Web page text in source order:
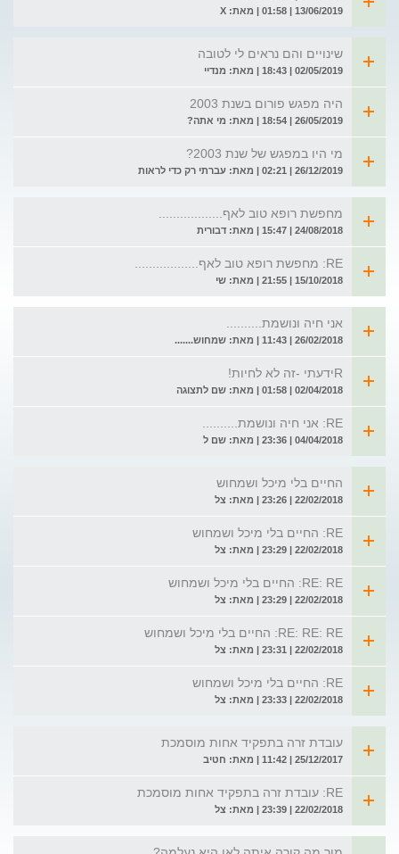
13/06/2019 | 01:58 | מאת: X
שינויים והם נראים לי לטובה
02/05/2019 | 18:43 | מאת: מנדיי
היה מפגש פורום בשנת 2003
26/05/2019 | 18:54 | מאת: מי אתה?
מי היו במפגש של שנת 2003?
26/12/2019 | 02:21 | מאת: עברתי רק כדי לראות
מחפשת רופא טוב לאף..................
24/08/2018 | 15:47 | מאת: דבורית
RE: מחפשת רופא טוב לאף..................
15/10/2018 | 21:55 | מאת: שי
אני חיה ונושמת..........
26/02/2018 | 11:43 | מאת: שמחוש.......
Rידעתי -זה לא לחיות!
02/04/2018 | 01:58 | מאת: שם לתצוגה
RE: אני חיה ונושמת..........
04/04/2018 | 23:36 | מאת: שם ל
החיים בלי מיכל ושמחוש
22/02/2018 | 23:26 | מאת: צל
RE: החיים בלי מיכל ושמחוש
22/02/2018 | 23:29 | מאת: צל
RE: RE: החיים בלי מיכל ושמחוש
22/02/2018 | 23:29 | מאת: צל
RE: RE: RE: החיים בלי מיכל ושמחוש
22/02/2018 | 23:31 | מאת: צל
RE: החיים בלי מיכל ושמחוש
22/02/2018 | 23:33 | מאת: צל
עובדת זרה בתפקיד אחות מוסמכת
25/12/2017 | 11:42 | מאת: חטיב
RE: עובדת זרה בתפקיד אחות מוסמכת
22/02/2018 | 23:39 | מאת: צל